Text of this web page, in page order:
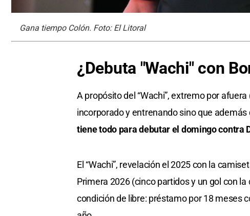
Gana tiempo Colón. Foto: El Litoral
¿Debuta "Wachi" con
A propósito del “Wachi”, extremo por
incorporado y entrenando sino que
tiene todo para debutar el domingo contra
El “Wachi”, revelación el 2025 con la
Primera 2026 (cinco partidos y un gol con
condición de libre: préstamo por 18 meses